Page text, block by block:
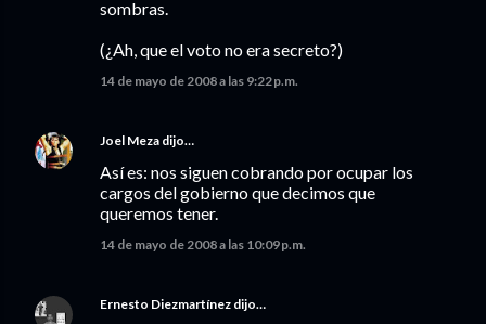
sombras.
(¿Ah, que el voto no era secreto?)
14 de mayo de 2008 a las 9:22 p.m.
Joel Meza dijo…
Así es: nos siguen cobrando por ocupar los
cargos del gobierno que decimos que
queremos tener.
14 de mayo de 2008 a las 10:09 p.m.
Ernesto Diezmartínez dijo…